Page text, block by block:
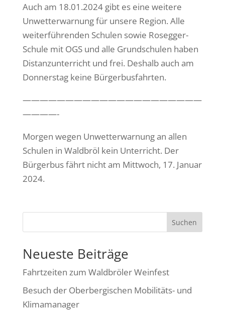
Auch am 18.01.2024 gibt es eine weitere
Unwetterwarnung für unsere Region. Alle
weiterführenden Schulen sowie Rosegger-
Schule mit OGS und alle Grundschulen haben
Distanzunterricht und frei. Deshalb auch am
Donnerstag keine Bürgerbusfahrten.
—————————————————————
————-
Morgen wegen Unwetterwarnung an allen
Schulen in Waldbröl kein Unterricht. Der
Bürgerbus fährt nicht am Mittwoch, 17. Januar
2024.
Suchen
Neueste Beiträge
Fahrtzeiten zum Waldbröler Weinfest
Besuch der Oberbergischen Mobilitäts- und
Klimamanager